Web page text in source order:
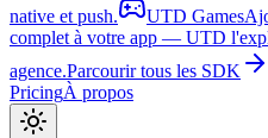
native et push.
UTD Games
complet à votre app — UTD
agence.Parcourir tous les SDK
PricingÀ propos